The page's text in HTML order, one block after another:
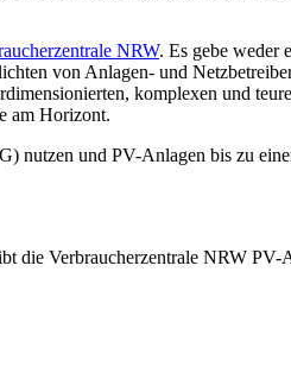
NRW. Es gebe weder
von Anlagen- und
komplexen und
am Horizont.
nut­zen und PV-Anlagen bis zu
die Verbraucherzentrale NRW